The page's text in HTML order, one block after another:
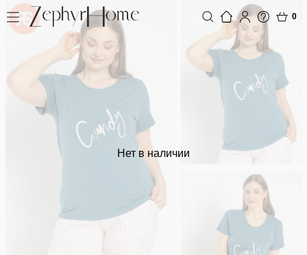
0
Нет в наличии